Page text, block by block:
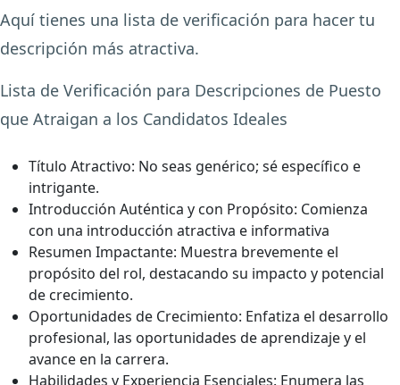
Aquí tienes una lista de verificación para hacer tu
descripción más atractiva.
Lista de Verificación para Descripciones de Puesto
que Atraigan a los Candidatos Ideales
Título Atractivo: No seas genérico; sé específico e
intrigante.
Introducción Auténtica y con Propósito: Comienza
con una introducción atractiva e informativa
Resumen Impactante: Muestra brevemente el
propósito del rol, destacando su impacto y potencial
de crecimiento.
Oportunidades de Crecimiento: Enfatiza el desarrollo
profesional, las oportunidades de aprendizaje y el
avance en la carrera.
Habilidades y Experiencia Esenciales: Enumera las